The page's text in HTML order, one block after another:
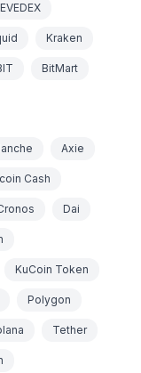
EVEDEX
Kraken
BitMart
Axie
Cash
Dai
KuCoin Token
Polygon
Tether